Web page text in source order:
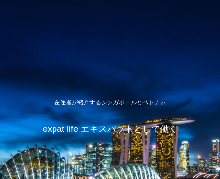
在住者が紹介するシンガポールとベトナム
expat life エキスパットとして働く